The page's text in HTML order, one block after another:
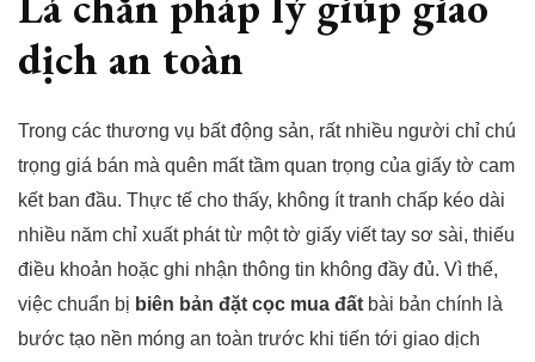
dịch an toàn
Trong các thương vụ bất động sản, rất nhiều người chỉ chú
trọng giá bán mà quên mất tầm quan trọng của giấy tờ cam
kết ban đầu. Thực tế cho thấy, không ít tranh chấp kéo dài
nhiều năm chỉ xuất phát từ một tờ giấy viết tay sơ sài, thiếu
điều khoản hoặc ghi nhận thông tin không đầy đủ. Vì thế,
việc chuẩn bị biên bản đặt cọc mua đất bài bản chính là
bước tạo nền móng an toàn trước khi tiến tới giao dịch